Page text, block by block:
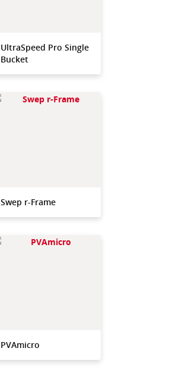
UltraSpeed Pro Single
Bucket
Swep r-Frame
PVAmicro